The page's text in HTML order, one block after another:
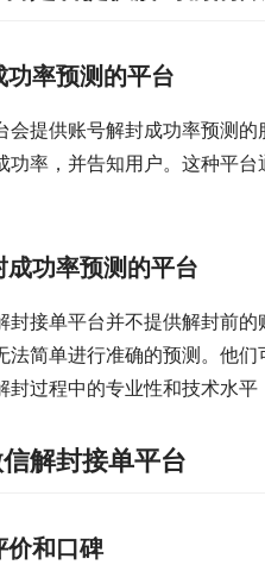
率预测的平台
会提供账号解封成功率预测
功率，并告知用户。这种平
功率预测的平台
封接单平台并不提供解封前
法简单进行准确的预测。他
过程中的专业性和技术水平
解封接单平台
价和口碑